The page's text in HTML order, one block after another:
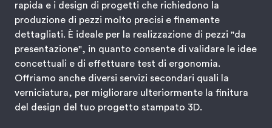
rapida e i design di progetti che richiedono la
produzione di pezzi molto precisi e finemente
dettagliati. È ideale per la realizzazione di pezzi "da
presentazione", in quanto consente di validare le idee
concettuali e di effettuare test di ergonomia.
Offriamo anche diversi servizi secondari quali la
verniciatura, per migliorare ulteriormente la finitura
del design del tuo progetto stampato 3D.